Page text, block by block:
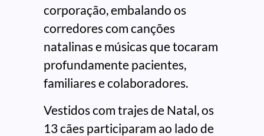
corporação, embalando os
corredores com canções
natalinas e músicas que tocaram
profundamente pacientes,
familiares e colaboradores.
Vestidos com trajes de Natal, os
13 cães participaram ao lado de